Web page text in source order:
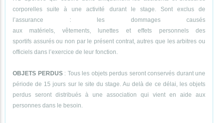
corporelles suite à une activité durant le stage. Sont exclus de
l’assurance : les dommages causés
aux matériels, vêtements, lunettes et effets personnels des
sportifs assurés ou non par le présent contrat, autres que les arbitres ou
officiels dans l’exercice de leur fonction.
OBJETS PERDUS: Tous les objets perdus seront conservés durant une
période de 15 jours sur le site du stage. Au delà de ce délai, les objets
perdus seront distribués à une association qui vient en aide aux
personnes dans le besoin.